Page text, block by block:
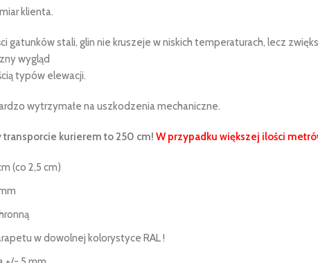
klienta.
gatunków stali, glin nie kruszeje w niskich temperaturach, lecz
wygląd
typów elewacji.
wytrzymałe na uszkodzenia mechaniczne.
transporcie kurierem to 250 cm! W przypadku większej ilości
(co 2,5 cm)
w dowolnej kolorystyce RAL !